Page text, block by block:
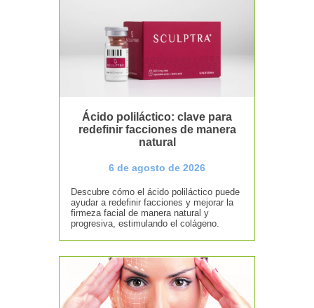
Ácido poliláctico: clave para
redefinir facciones de manera
natural
6 de agosto de 2026
Descubre cómo el ácido poliláctico puede
ayudar a redefinir facciones y mejorar la
firmeza facial de manera natural y
progresiva, estimulando el colágeno.